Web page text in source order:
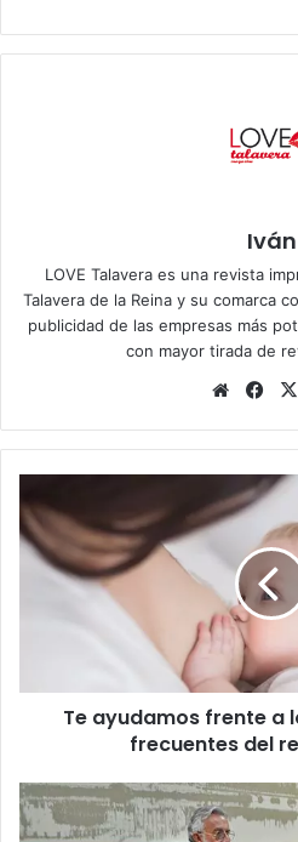
Iván
LOVE Talavera es una revista
Talavera de la Reina y su comarca
publicidad de las empresas más
con mayor tirada de
Siti
we
b
Fa
bo
ok
e
a
o
e
n
Te ayudamos frente a
frecuentes del
R
a